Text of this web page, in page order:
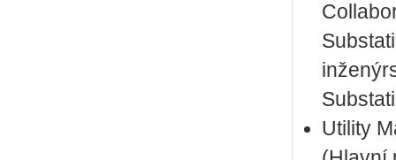
Utility